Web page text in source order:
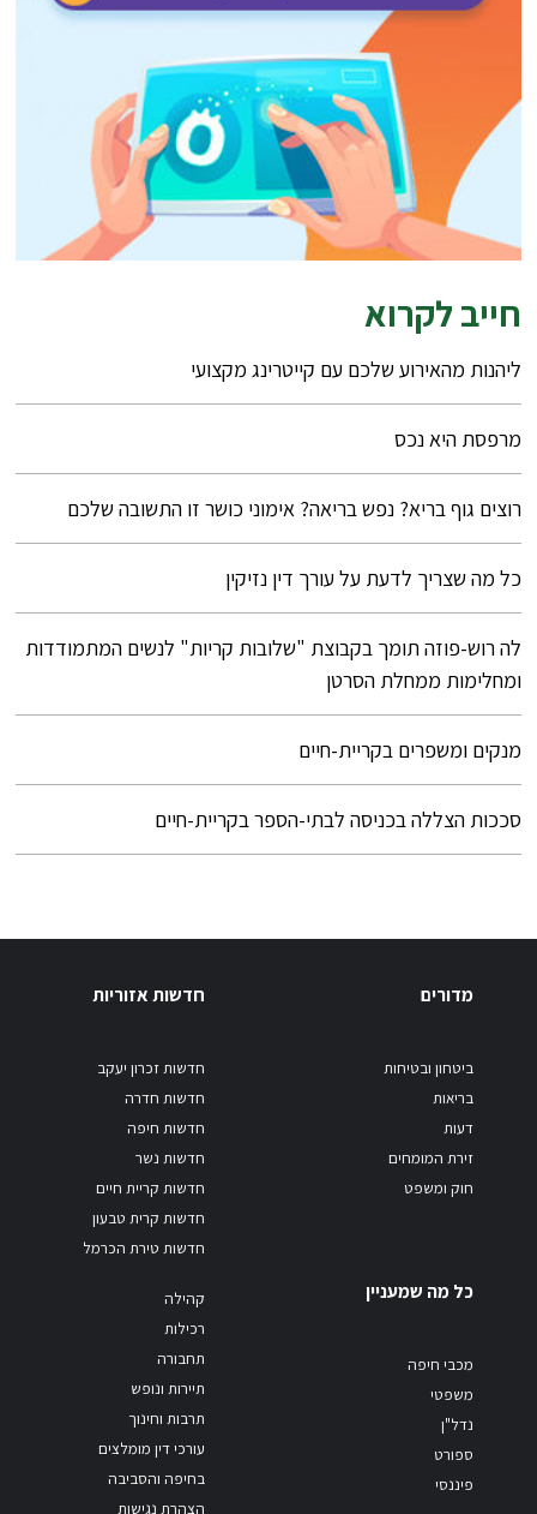
חייב לקרוא
ליהנות מהאירוע שלכם עם קייטרינג מקצועי
מרפסת היא נכס
רוצים גוף בריא? נפש בריאה? אימוני כושר זו התשובה שלכם
כל מה שצריך לדעת על עורך דין נזיקין
לה רוש-פוזה תומך בקבוצת "שלובות קריות" לנשים המתמודדות
ומחלימות ממחלת הסרטן
מנקים ומשפרים בקריית-חיים
סככות הצללה בכניסה לבתי-הספר בקריית-חיים
מדורים
ביטחון ובטיחות
בריאות
דעות
זירת המומחים
חוק ומשפט
חדשות אזוריות
חדשות זכרון יעקב
חדשות חדרה
חדשות חיפה
חדשות נשר
חדשות קריית חיים
חדשות קרית טבעון
חדשות טירת הכרמל
כל מה שמעניין
מכבי חיפה
משפטי
נדל"ן
ספורט
פיננסי
קהילה
רכילות
תחבורה
תיירות ונופש
תרבות וחינוך
עורכי דין מומלצים
בחיפה והסביבה
הצהרת נגישות